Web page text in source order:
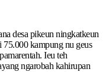
desa pikeun ningkatkeun
kampung nu geus
Ieu teh
ngarobah kahirupan